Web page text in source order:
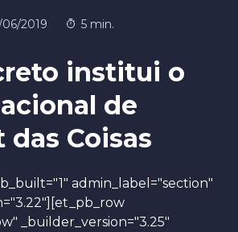
2019 5 min.
institui o
de
Coisas
admin_label="section"
_builder_version="3.25"